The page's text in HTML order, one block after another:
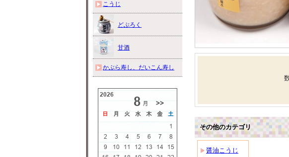
その他のカテゴリ
醤油こうじ
こうじ
どぶろく
甘酒
かぶら寿し、だいこん寿し